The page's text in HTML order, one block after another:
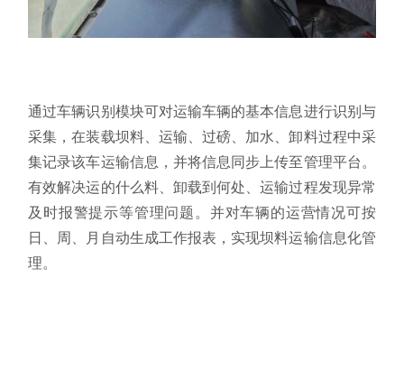
通过车辆识别模块可对运输车辆的基本信息进行识别与
采集，在装载坝料、运输、过磅、加水、卸料过程中采
集记录该车运输信息，并将信息同步上传至管理平台。
有效解决运的什么料、卸载到何处、运输过程发现异常
及时报警提示等管理问题。并对车辆的运营情况可按
日、周、月自动生成工作报表，实现坝料运输信息化管
理。